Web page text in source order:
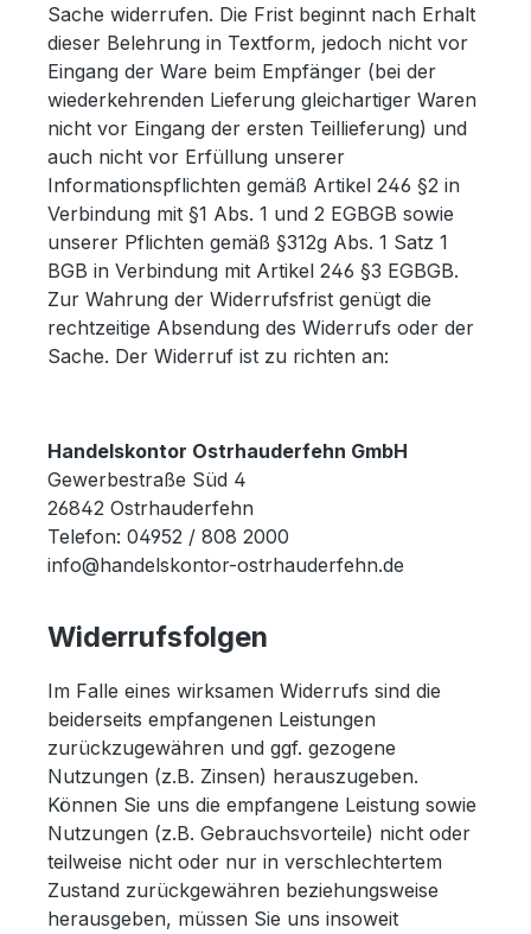
Sache widerrufen. Die Frist beginnt nach Erhalt
dieser Belehrung in Textform, jedoch nicht vor
Eingang der Ware beim Empfänger (bei der
wiederkehrenden Lieferung gleichartiger Waren
nicht vor Eingang der ersten Teillieferung) und
auch nicht vor Erfüllung unserer
Informationspflichten gemäß Artikel 246 §2 in
Verbindung mit §1 Abs. 1 und 2 EGBGB sowie
unserer Pflichten gemäß §312g Abs. 1 Satz 1
BGB in Verbindung mit Artikel 246 §3 EGBGB.
Zur Wahrung der Widerrufsfrist genügt die
rechtzeitige Absendung des Widerrufs oder der
Sache. Der Widerruf ist zu richten an:
Handelskontor Ostrhauderfehn GmbH
Gewerbestraße Süd 4
26842 Ostrhauderfehn
Telefon: 04952 / 808 2000
info@handelskontor-ostrhauderfehn.de
Widerrufsfolgen
Im Falle eines wirksamen Widerrufs sind die
beiderseits empfangenen Leistungen
zurückzugewähren und ggf. gezogene
Nutzungen (z.B. Zinsen) herauszugeben.
Können Sie uns die empfangene Leistung sowie
Nutzungen (z.B. Gebrauchsvorteile) nicht oder
teilweise nicht oder nur in verschlechtertem
Zustand zurückgewähren beziehungsweise
herausgeben, müssen Sie uns insoweit